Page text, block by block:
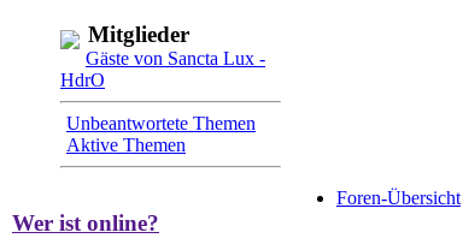
Mitglieder
Gäste von Sancta Lux -
HdrO
Unbeantwortete Themen
Aktive Themen
Wer ist online?
Foren-Übersicht